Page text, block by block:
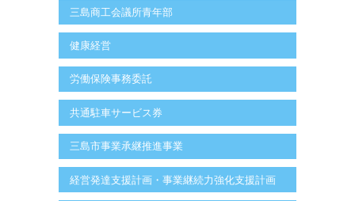
三島商工会議所青年部
健康経営
労働保険事務委託
共通駐車サービス券
三島市事業承継推進事業
経営発達支援計画・事業継続力強化支援計画